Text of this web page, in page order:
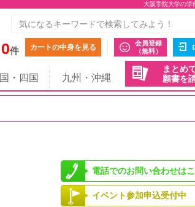
大阪学院大学の学
0件 カートの中身を見る
会員登録
（無料）
まとめ
願書を
・四国 九州・沖縄
電話でのお問い合わせは
イベント参加申込受付中